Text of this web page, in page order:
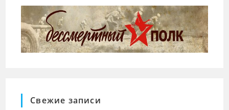
Свежие записи